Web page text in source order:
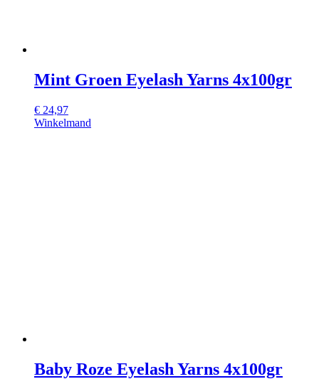
Mint Groen Eyelash Yarns 4x100gr
€ 24,97
Winkelmand
Baby Roze Eyelash Yarns 4x100gr